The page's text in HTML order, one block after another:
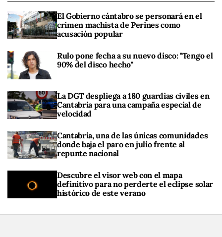
El Gobierno cántabro se personará en el
crimen machista de Perines como
acusación popular
Rulo pone fecha a su nuevo disco: "Tengo el
90% del disco hecho"
La DGT despliega a 180 guardias civiles en
Cantabria para una campaña especial de
velocidad
Cantabria, una de las únicas comunidades
donde baja el paro en julio frente al
repunte nacional
Descubre el visor web con el mapa
definitivo para no perderte el eclipse solar
histórico de este verano